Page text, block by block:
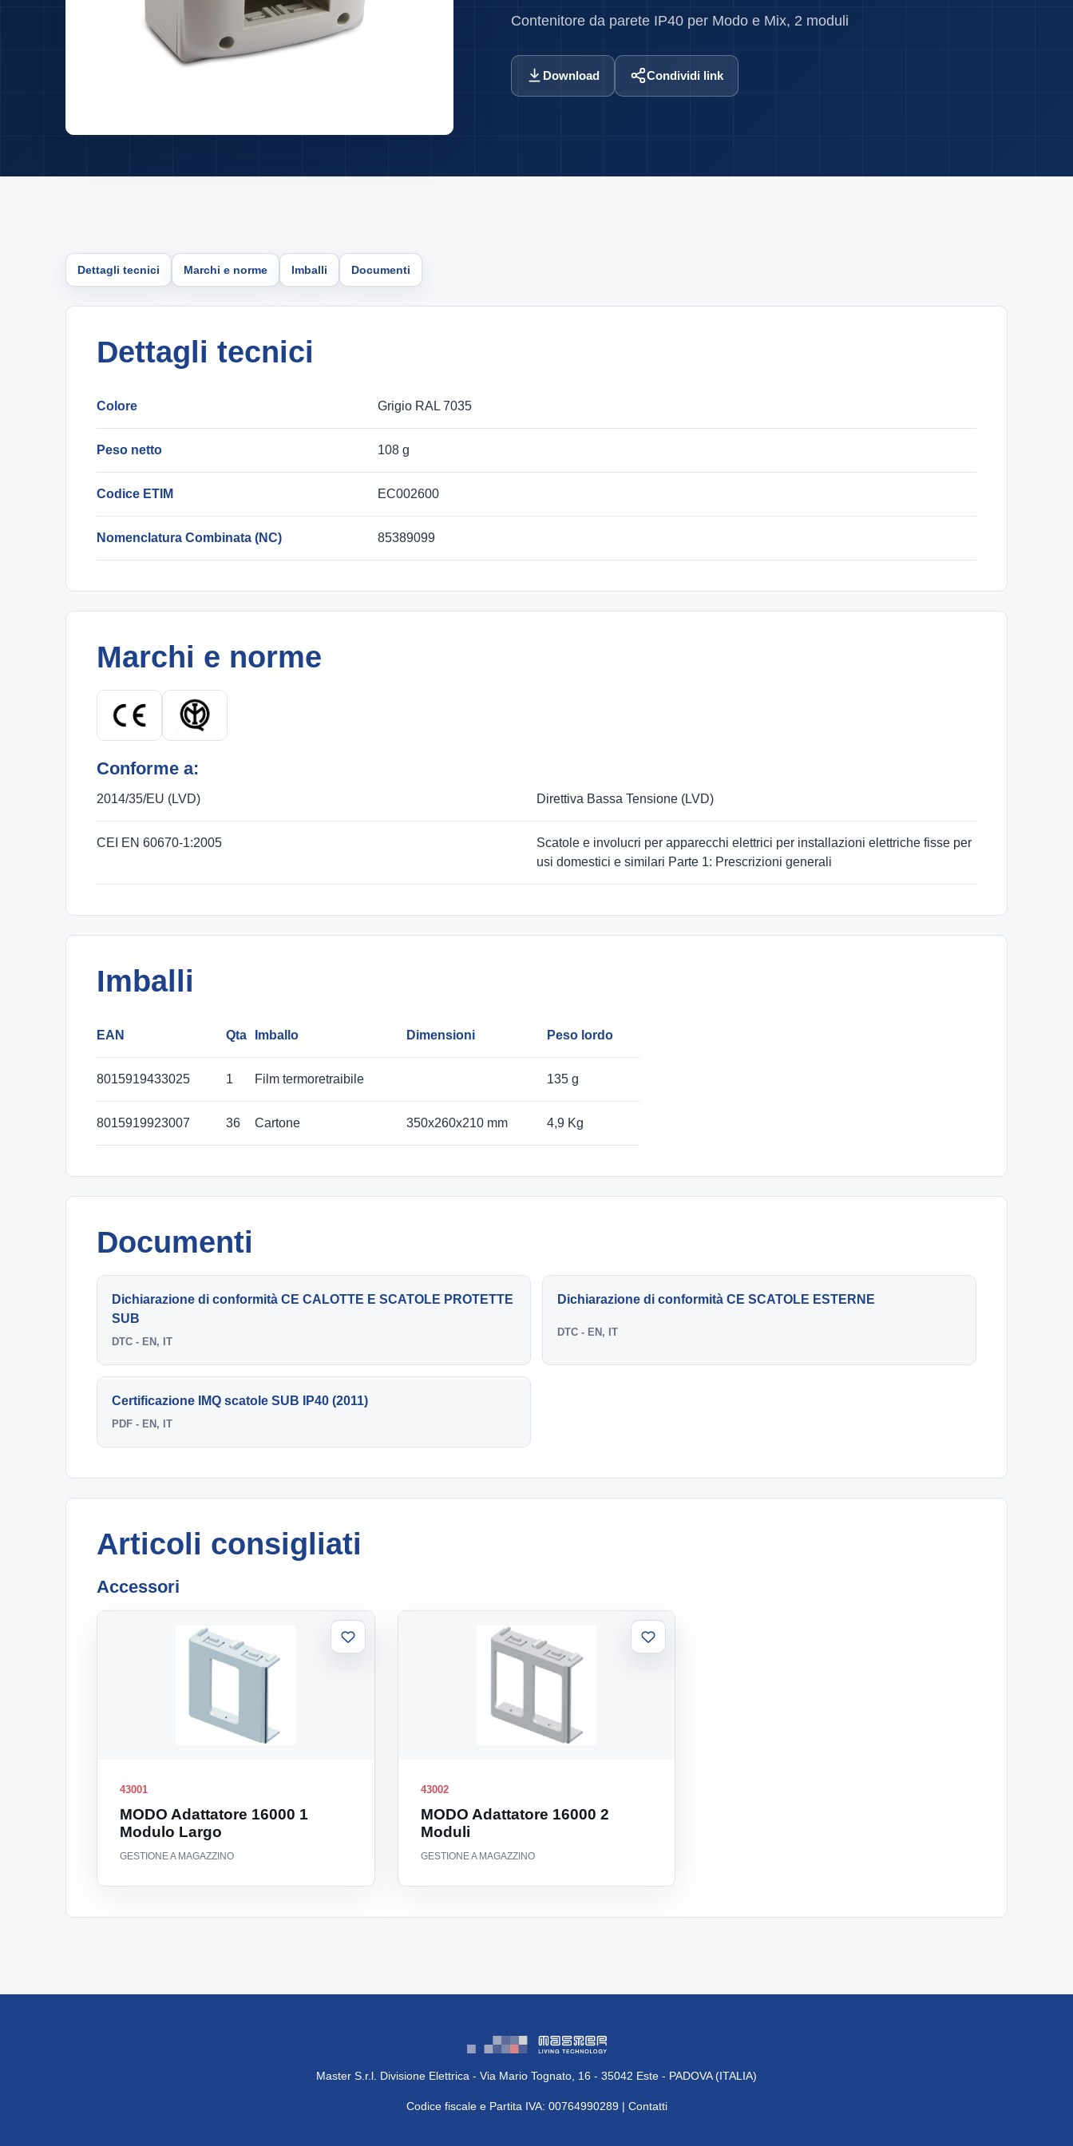
Contenitore da parete IP40 per Modo e Mix, 2 moduli
Download Condividi link
Dettagli tecnici Marchi e norme Imballi Documenti
Dettagli tecnici
Colore Grigio RAL 7035
Peso netto 108 g
Codice ETIM EC002600
Nomenclatura Combinata (NC) 85389099
Marchi e norme
Conforme a:
2014/35/EU (LVD) Direttiva Bassa Tensione (LVD)
CEI EN 60670-1:2005
Scatole e involucri per apparecchi elettrici per installazioni elettriche fisse per
usi domestici e similari Parte 1: Prescrizioni generali
Imballi
EAN Qta Imballo Dimensioni Peso lordo
8015919433025 1 Film termoretraibile 135 g
8015919923007 36 Cartone 350x260x210 mm 4,9 Kg
Documenti
Dichiarazione di conformità CE CALOTTE E SCATOLE PROTETTE
SUB
DTC - EN, IT
Dichiarazione di conformità CE SCATOLE ESTERNE
DTC - EN, IT
Certificazione IMQ scatole SUB IP40 (2011)
PDF - EN, IT
Articoli consigliati
Accessori
43001
MODO Adattatore 16000 1
Modulo Largo
GESTIONE A MAGAZZINO
Aggiungi
alla
43002
MODO Adattatore 16000 2
Moduli
GESTIONE A MAGAZZINO
Aggiungi
alla
Master S.r.l. Divisione Elettrica - Via Mario Tognato, 16 - 35042 Este - PADOVA (ITALIA)
Codice fiscale e Partita IVA: 00764990289 | Contatti